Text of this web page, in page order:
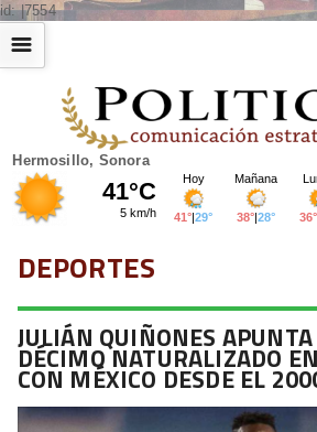
id: |7554
Hermosillo, Sonora
☰
DEPORTES
JULIÁN QUIÑONES
DÉCIMO NATURALIZADO
CON MÉXICO DESDE EL